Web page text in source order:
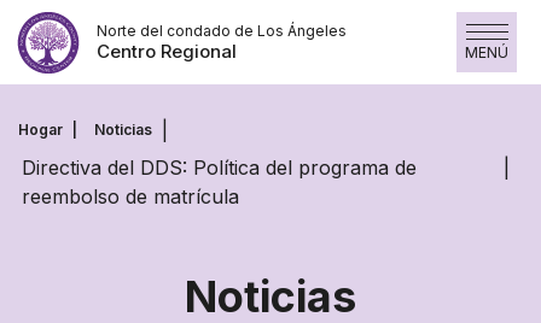
Saltar
contenido
Norte del condado de Los Ángeles
Centro Regional MENÚ
Hogar Noticias
Directiva del DDS: Política del programa de
reembolso de matrícula
Noticias